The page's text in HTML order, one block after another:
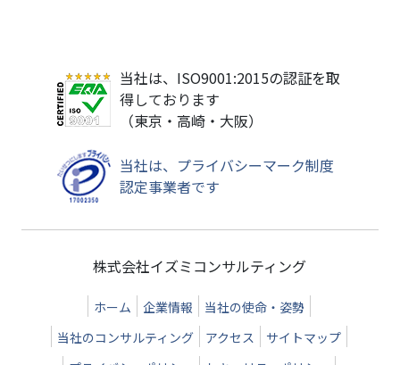
当社は、ISO9001:2015の認証を取
得しております
（東京・高崎・大阪）
当社は、プライバシーマーク制度
認定事業者です
株式会社イズミコンサルティング
ホーム 企業情報
当社の使命・姿勢
当社のコンサルティング
アクセス
サイトマップ